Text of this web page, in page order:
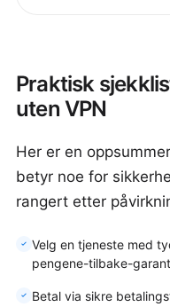
Praktisk
uten VPN
Her er en
betyr noe for
rangert etter
Velg en tjeneste med
pengene-tilbake-
Betal via sikre